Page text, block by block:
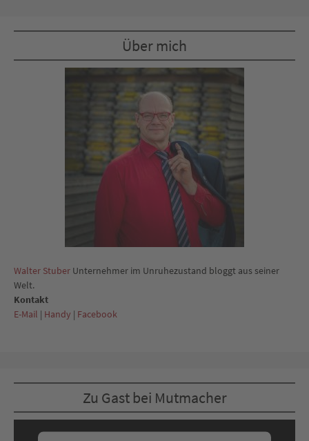
Über mich
Walter Stuber Unternehmer im Unruhezustand bloggt aus seiner
Welt.
Kontakt
E-Mail | Handy | Facebook
Zu Gast bei Mutmacher